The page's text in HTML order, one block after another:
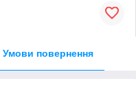
Умови повернення